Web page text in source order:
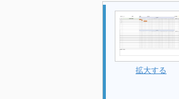
拡大する